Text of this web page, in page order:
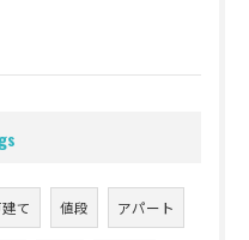
て 値段 アパート